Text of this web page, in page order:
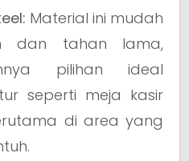
Material ini mudah
dan tahan lama,
pilihan ideal
seperti meja kasir
di area yang